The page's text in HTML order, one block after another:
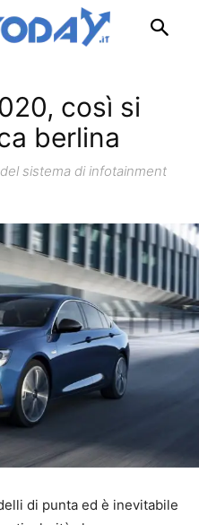
così si
berlina
sistema di infotainment
di punta ed è inevitabile